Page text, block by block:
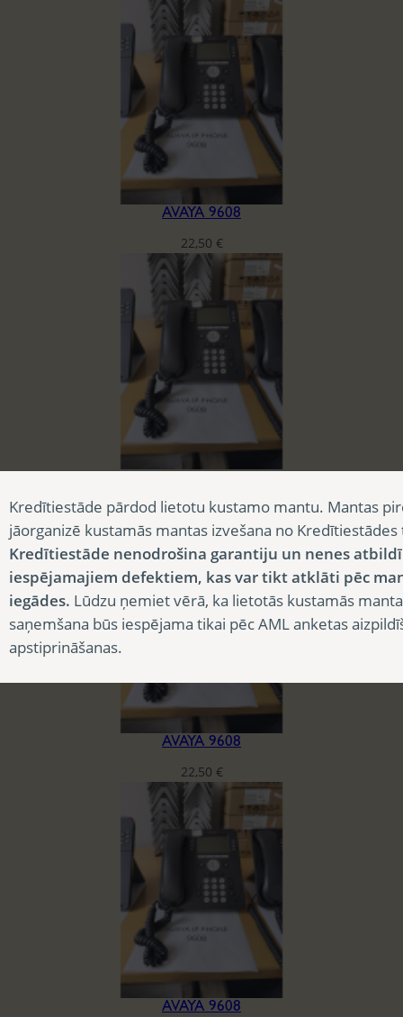
AVAYA 9608
22,50 €
22,50€
AVAYA 9608
22,50 €
AVAYA 9608
Kredītiestāde pārdod lietotu kustamo mantu. Mantas
jāorganizē kustamās mantas izvešana no
Kredītiestāde nenodrošina garantiju un nenes
iespējamajiem defektiem, kas var tikt atklāti pēc
iegādes. Lūdzu ņemiet vērā, ka lietotās kustamās
saņemšana būs iespējama tikai pēc AML anketas
apstiprināšanas.